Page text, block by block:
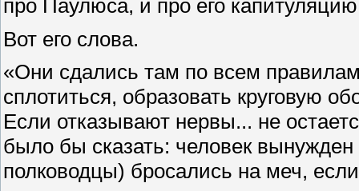
про Паулюса, и про его
Вот его слова.
«Они сдались там по всем
сплотиться, образовать круговую
Если отказывают нервы... не
было бы сказать: человек
полководцы) бросались на меч,